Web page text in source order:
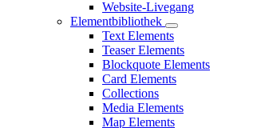
Website-Livegang
Elementbibliothek
Text Elements
Teaser Elements
Blockquote Elements
Card Elements
Collections
Media Elements
Map Elements